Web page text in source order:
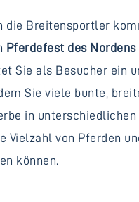
die Breitensportler
Pferdefest des Nordens
Sie als Besucher ein
Sie viele bunte,
in unterschiedlichen
Vielzahl von Pferden
können.